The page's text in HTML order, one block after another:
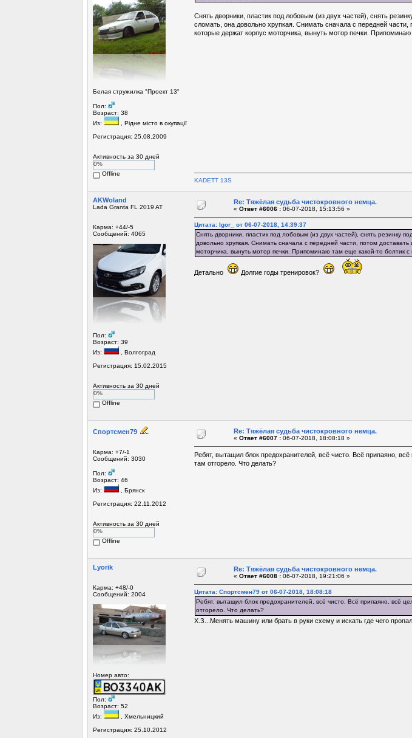
Белая стружилка "Проект 13"
Пол:
Возраст: 38
Из:
, Рiдне мicто в окупацiї
Регистрация: 25.08.2009
Активность за 30 дней
0%
Offline
Снять дворники, пластик под лобовым (из двух частей), снять
сломать, она довольно хрупкая. Снимать сначала с передней
которые держат корпус моторчика, вынуть мотор печки.
KADETT 13S
AKWoland
Lada Granta FL 2019 AT
Карма: +44/-5
Сообщений: 4065
Пол:
Возраст: 39
Из:
, Волгоград
Регистрация: 15.02.2015
Активность за 30 дней
0%
Offline
Re: Тяжёлая судьба чистокровного немца.
« Ответ #6006 :06-07-2018, 15:13:56 »
Цитата: Igor_ от 06-07-2018, 14:39:37
Снять дворники, пластик под лобовым (из двух частей), снять резинку
довольно хрупкая. Снимать сначала с передней части, потом
моторчика, вынуть мотор печки. Припоминаю там еще какой-то болтик
Детально Долгие годы тренировок?
Спортсмен79
Карма: +7/-1
Сообщений: 3030
Пол:
Возраст: 46
Из:
, Брянск
Регистрация: 22.11.2012
Активность за 30 дней
0%
Offline
Re: Тяжёлая судьба чистокровного немца.
« Ответ #6007 :06-07-2018, 18:08:18 »
Ребят, вытащил блок предохранителей, всё чисто. Всё припаяно,
там отгорело. Что делать?
Lyorik
Карма: +48/-0
Сообщений: 2004
Номер авто:
Пол:
Возраст: 52
Из:
, Хмельницкий
Регистрация: 25.10.2012
Re: Тяжёлая судьба чистокровного немца.
« Ответ #6008 :06-07-2018, 19:21:06 »
Цитата: Спортсмен79 от 06-07-2018, 18:08:18
Ребят, вытащил блок предохранителей, всё чисто. Всё припаяно, всё
отгорело. Что делать?
Х.З...Менять машину или брать в руки схему и искать где чего